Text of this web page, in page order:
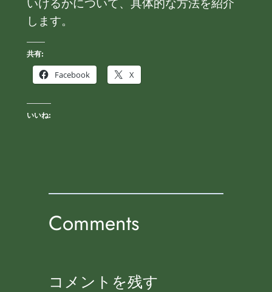
いけるかについて、具体的な方法を紹介
します。
共有:
Facebook
X
いいね:
Comments
コメントを残す